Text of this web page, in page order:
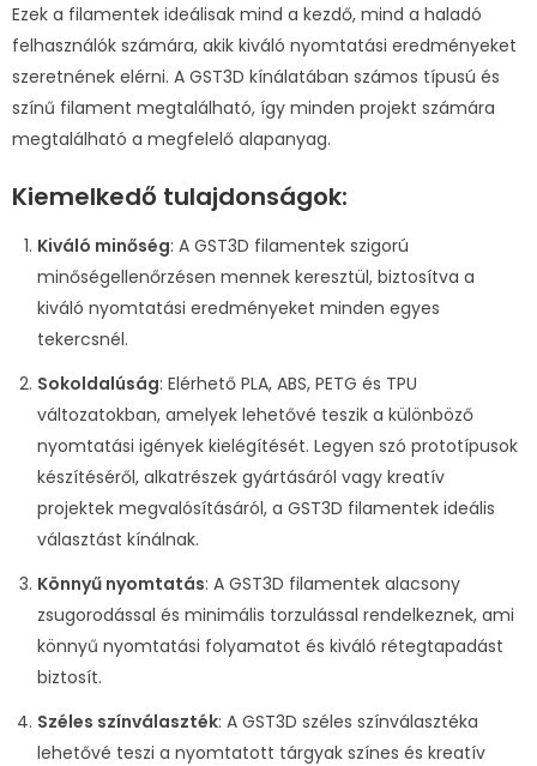
Ezek a filamentek ideálisak mind a kezdő, mind a haladó
felhasználók számára, akik kiváló nyomtatási eredményeket
szeretnének elérni. A GST3D kínálatában számos típusú és
színű filament megtalálható, így minden projekt számára
megtalálható a megfelelő alapanyag.
Kiemelkedő tulajdonságok:
Kiváló minőség: A GST3D filamentek szigorú
minőségellenőrzésen mennek keresztül, biztosítva a
kiváló nyomtatási eredményeket minden egyes
tekercsnél.
Sokoldalúság: Elérhető PLA, ABS, PETG és TPU
változatokban, amelyek lehetővé teszik a különböző
nyomtatási igények kielégítését. Legyen szó prototípusok
készítéséről, alkatrészek gyártásáról vagy kreatív
projektek megvalósításáról, a GST3D filamentek ideális
választást kínálnak.
Könnyű nyomtatás: A GST3D filamentek alacsony
zsugorodással és minimális torzulással rendelkeznek, ami
könnyű nyomtatási folyamatot és kiváló rétegtapadást
biztosít.
Széles színválaszték: A GST3D széles színválasztéka
lehetővé teszi a nyomtatott tárgyak színes és kreatív